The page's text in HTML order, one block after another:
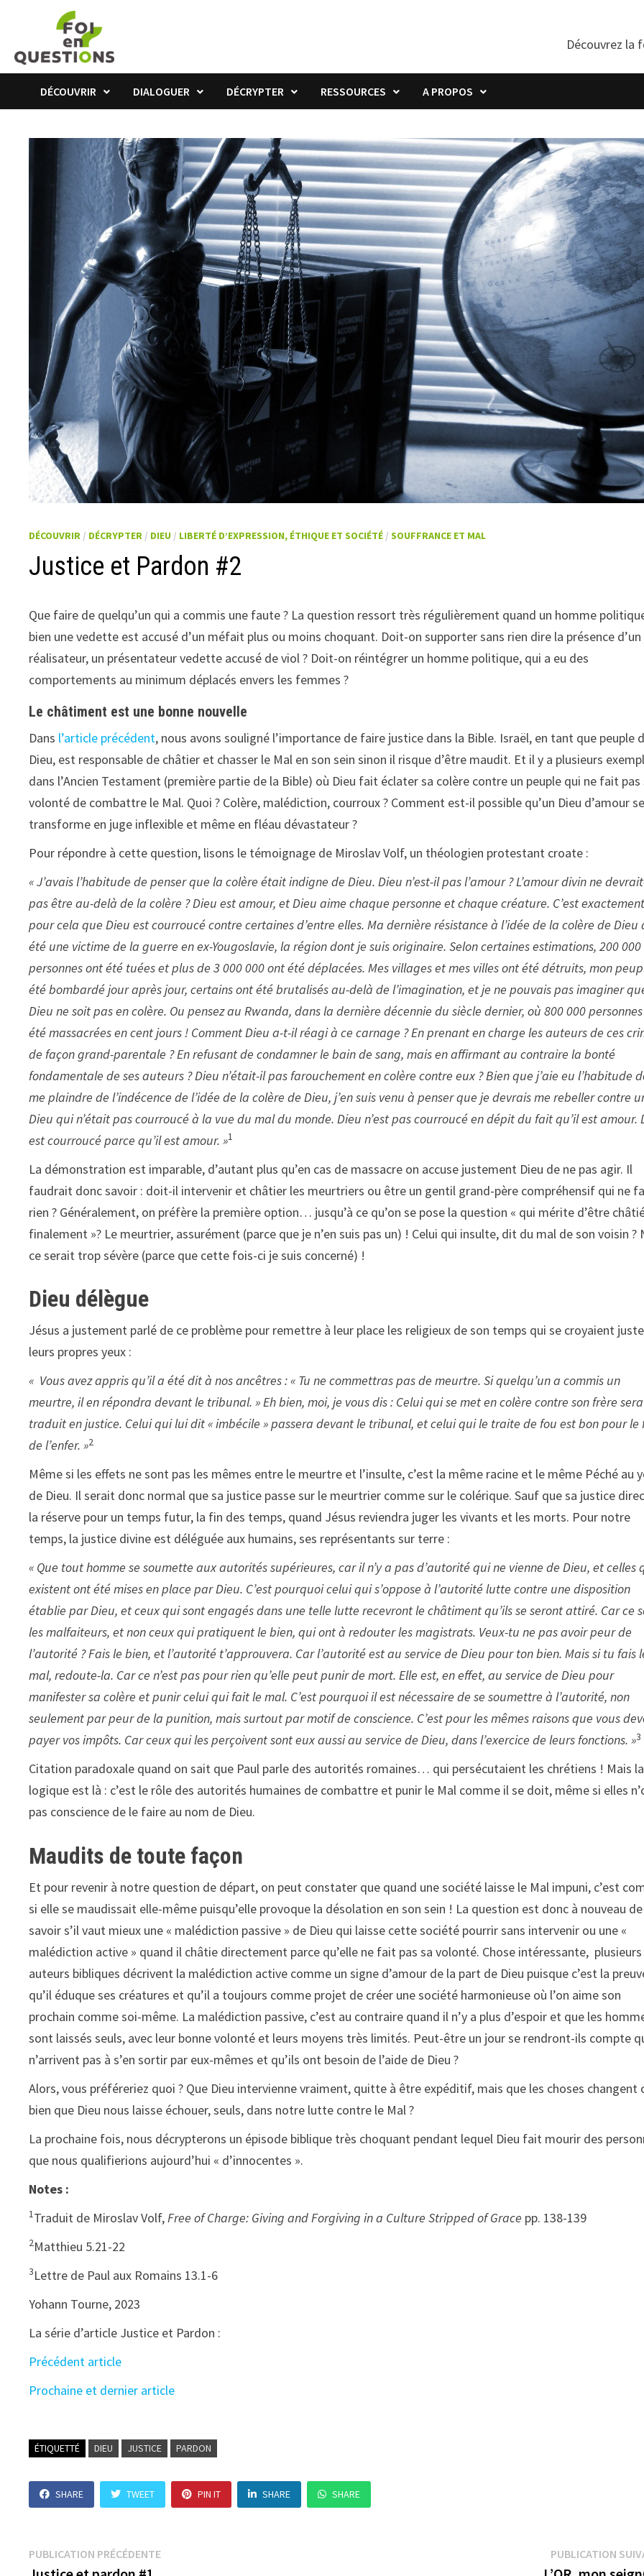
contenu
Découvrez la
DÉCOUVRIR DIALOGUER DÉCRYPTER RESSOURCES A PROPOS
DÉCOUVRIR / DÉCRYPTER / DIEU / LIBERTÉ D’EXPRESSION, ÉTHIQUE ET SOCIÉTÉ /SOUFFRANCE ET MAL
Justice et Pardon #2
Que faire de quelqu’un qui a commis une faute ? La question ressort très régulièrement quand un homme
bien une vedette est accusé d’un méfait plus ou moins choquant. Doit-on supporter sans rien dire la présence d’un
réalisateur, un présentateur vedette accusé de viol ? Doit-on réintégrer un homme politique, qui a eu des
comportements au minimum déplacés envers les femmes ?
Le châtiment est une bonne nouvelle
Dans l’article précédent, nous avons souligné l’importance de faire justice dans la Bible. Israël, en tant que peuple
Dieu, est responsable de châtier et chasser le Mal en son sein sinon il risque d’être maudit. Et il y a plusieurs
dans l’Ancien Testament (première partie de la Bible) où Dieu fait éclater sa colère contre un peuple qui ne fait pas
volonté de combattre le Mal. Quoi ? Colère, malédiction, courroux ? Comment est-il possible qu’un Dieu d’amour se
transforme en juge inflexible et même en fléau dévastateur ?
Pour répondre à cette question, lisons le témoignage de Miroslav Volf, un théologien protestant croate :
« J’avais l’habitude de penser que la colère était indigne de Dieu. Dieu n’est-il pas l’amour ? L’amour divin ne
pas être au-delà de la colère ? Dieu est amour, et Dieu aime chaque personne et chaque créature. C’est exactement
pour cela que Dieu est courroucé contre certaines d’entre elles. Ma dernière résistance à l’idée de la colère de Dieu
été une victime de la guerre en ex-Yougoslavie, la région dont je suis originaire. Selon certaines estimations, 200 000
personnes ont été tuées et plus de 3 000 000 ont été déplacées. Mes villages et mes villes ont été détruits, mon
été bombardé jour après jour, certains ont été brutalisés au-delà de l’imagination, et je ne pouvais pas imaginer
Dieu ne soit pas en colère. Ou pensez au Rwanda, dans la dernière décennie du siècle dernier, où 800 000
été massacrées en cent jours ! Comment Dieu a-t-il réagi à ce carnage ? En prenant en charge les auteurs de ces
de façon grand-parentale ? En refusant de condamner le bain de sang, mais en affirmant au contraire la bonté
fondamentale de ses auteurs ? Dieu n’était-il pas farouchement en colère contre eux ? Bien que j’aie eu l’habitude
me plaindre de l’indécence de l’idée de la colère de Dieu, j’en suis venu à penser que je devrais me rebeller contre
Dieu qui n’était pas courroucé à la vue du mal du monde. Dieu n’est pas courroucé en dépit du fait qu’il est amour.
est courroucé parce qu’il est amour. »1
La démonstration est imparable, d’autant plus qu’en cas de massacre on accuse justement Dieu de ne pas agir. Il
faudrait donc savoir : doit-il intervenir et châtier les meurtriers ou être un gentil grand-père compréhensif qui ne
rien ? Généralement, on préfère la première option… jusqu’à ce qu’on se pose la question « qui mérite d’être
finalement »? Le meurtrier, assurément (parce que je n’en suis pas un) ! Celui qui insulte, dit du mal de son voisin ?
ce serait trop sévère (parce que cette fois-ci je suis concerné) !
Dieu délègue
Jésus a justement parlé de ce problème pour remettre à leur place les religieux de son temps qui se croyaient
leurs propres yeux :
« Vous avez appris qu’il a été dit à nos ancêtres : « Tu ne commettras pas de meurtre. Si quelqu’un a commis un
meurtre, il en répondra devant le tribunal. » Eh bien, moi, je vous dis : Celui qui se met en colère contre son frère sera
traduit en justice. Celui qui lui dit « imbécile » passera devant le tribunal, et celui qui le traite de fou est bon pour le
de l’enfer. »2
Même si les effets ne sont pas les mêmes entre le meurtre et l’insulte, c’est la même racine et le même Péché au
de Dieu. Il serait donc normal que sa justice passe sur le meurtrier comme sur le colérique. Sauf que sa justice
la réserve pour un temps futur, la fin des temps, quand Jésus reviendra juger les vivants et les morts. Pour notre
temps, la justice divine est déléguée aux humains, ses représentants sur terre :
« Que tout homme se soumette aux autorités supérieures, car il n’y a pas d’autorité qui ne vienne de Dieu, et celles
existent ont été mises en place par Dieu. C’est pourquoi celui qui s’oppose à l’autorité lutte contre une disposition
établie par Dieu, et ceux qui sont engagés dans une telle lutte recevront le châtiment qu’ils se seront attiré. Car ce
les malfaiteurs, et non ceux qui pratiquent le bien, qui ont à redouter les magistrats. Veux-tu ne pas avoir peur de
l’autorité ? Fais le bien, et l’autorité t’approuvera. Car l’autorité est au service de Dieu pour ton bien. Mais si tu fais
mal, redoute-la. Car ce n’est pas pour rien qu’elle peut punir de mort. Elle est, en effet, au service de Dieu pour
manifester sa colère et punir celui qui fait le mal. C’est pourquoi il est nécessaire de se soumettre à l’autorité, non
seulement par peur de la punition, mais surtout par motif de conscience. C’est pour les mêmes raisons que vous
payer vos impôts. Car ceux qui les perçoivent sont eux aussi au service de Dieu, dans l’exercice de leurs fonctions. »3
Citation paradoxale quand on sait que Paul parle des autorités romaines… qui persécutaient les chrétiens ! Mais la
logique est là : c’est le rôle des autorités humaines de combattre et punir le Mal comme il se doit, même si elles
pas conscience de le faire au nom de Dieu.
Maudits de toute façon
Et pour revenir à notre question de départ, on peut constater que quand une société laisse le Mal impuni, c’est
si elle se maudissait elle-même puisqu’elle provoque la désolation en son sein ! La question est donc à nouveau de
savoir s’il vaut mieux une « malédiction passive » de Dieu qui laisse cette société pourrir sans intervenir ou une «
malédiction active » quand il châtie directement parce qu’elle ne fait pas sa volonté. Chose intéressante, plusieurs
auteurs bibliques décrivent la malédiction active comme un signe d’amour de la part de Dieu puisque c’est la
qu’il éduque ses créatures et qu’il a toujours comme projet de créer une société harmonieuse où l’on aime son
prochain comme soi-même. La malédiction passive, c’est au contraire quand il n’y a plus d’espoir et que les
sont laissés seuls, avec leur bonne volonté et leurs moyens très limités. Peut-être un jour se rendront-ils compte
n’arrivent pas à s’en sortir par eux-mêmes et qu’ils ont besoin de l’aide de Dieu ?
Alors, vous préféreriez quoi ? Que Dieu intervienne vraiment, quitte à être expéditif, mais que les choses changent
bien que Dieu nous laisse échouer, seuls, dans notre lutte contre le Mal ?
La prochaine fois, nous décrypterons un épisode biblique très choquant pendant lequel Dieu fait mourir des
que nous qualifierions aujourd’hui « d’innocentes ».
Notes :
1Traduit de Miroslav Volf,Free of Charge: Giving and Forgiving in a Culture Stripped of Grace pp. 138-139
2Matthieu 5.21-22
3Lettre de Paul aux Romains 13.1-6
Yohann Tourne, 2023
La série d’article Justice et Pardon :
Précédent article
Prochaine et dernier article
ÉTIQUETTÉ DIEU JUSTICE PARDON
SHARE TWEET PIN IT SHARE SHARE
Navigation
PUBLICATION PRÉCÉDENTEPublication
PUBLICATION